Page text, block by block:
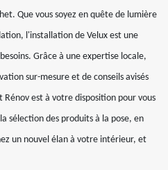
Que vous soyez en quête de lumière
l'installation de Velux est une
Grâce à une expertise locale,
sur-mesure et de conseils avisés
est à votre disposition pour vous
sélection des produits à la pose, en
un nouvel élan à votre intérieur, et